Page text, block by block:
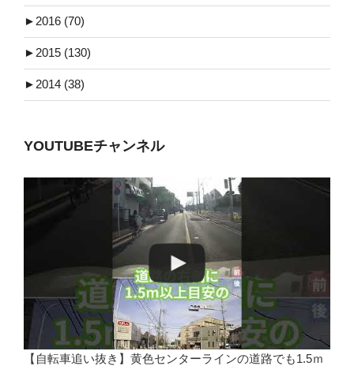
► 2016 (70)
► 2015 (130)
► 2014 (38)
YOUTUBEチャンネル
【自転車追い抜き】黄色センターラインの道路でも1.5ｍ